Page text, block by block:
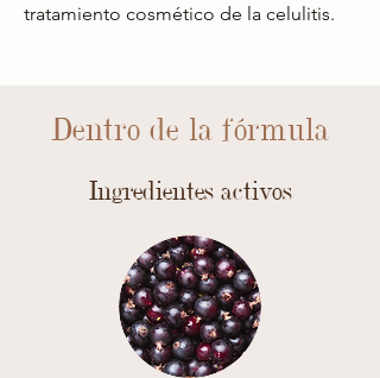
tratamiento cosmético de la celulitis.
Dentro de la fórmula
Ingredientes activos